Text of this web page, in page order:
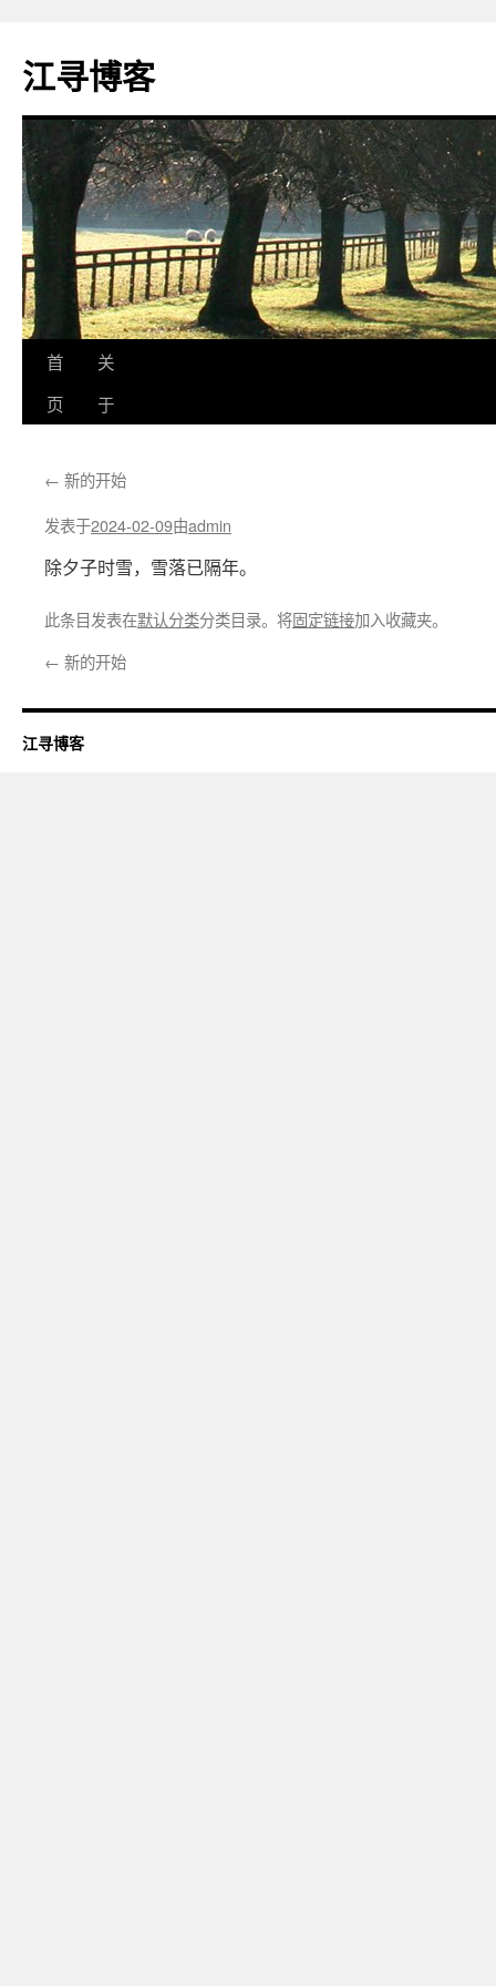
江寻博客
跳
文
首
页
关
于
← 新的开始
发表于2024-02-09由admin
除夕子时雪，雪落已隔年。
此条目发表在默认分类分类目录。将固定链接加入收藏夹。
← 新的开始
江寻博客